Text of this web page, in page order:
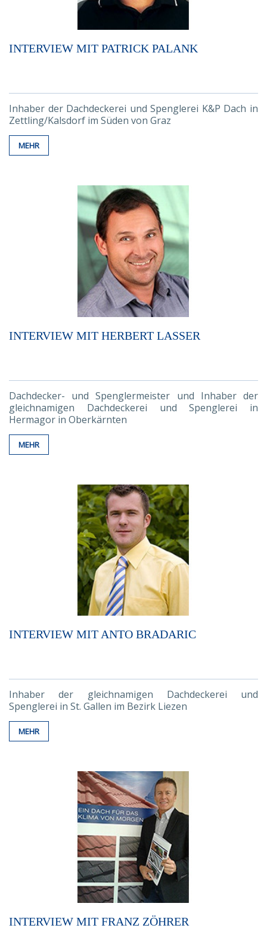
INTERVIEW MIT PATRICK PALANK
Inhaber der Dachdeckerei und Spenglerei K&P Dach in
Zettling/Kalsdorf im Süden von Graz
MEHR
INTERVIEW MIT HERBERT LASSER
Dachdecker- und Spenglermeister und Inhaber der
gleichnamigen Dachdeckerei und Spenglerei in
Hermagor in Oberkärnten
MEHR
INTERVIEW MIT ANTO BRADARIC
Inhaber der gleichnamigen Dachdeckerei und
Spenglerei in St. Gallen im Bezirk Liezen
MEHR
INTERVIEW MIT FRANZ ZÖHRER